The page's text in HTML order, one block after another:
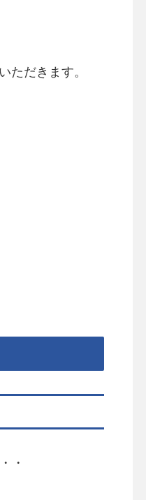
ただきます。
・